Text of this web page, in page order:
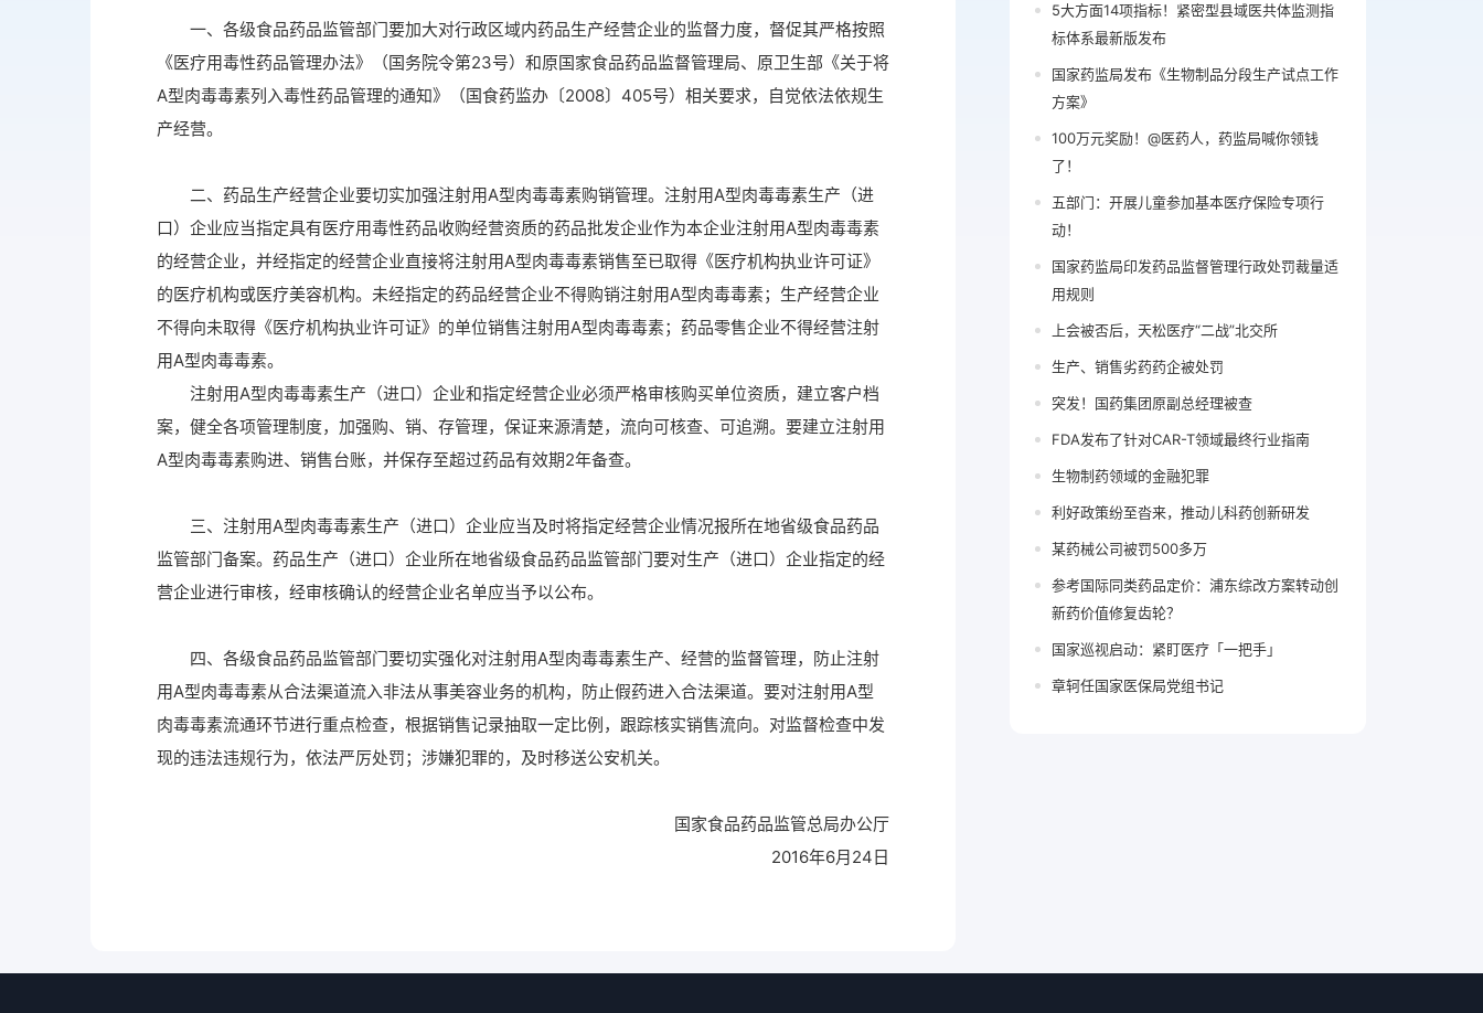
一、各级食品药品监管部门要加大对行政区域内药品生产经营企业的监督力度，督促其严格按照
《医疗用毒性药品管理办法》（国务院令第23号）和原国家食品药品监督管理局、原卫生部《关于将
A型肉毒毒素列入毒性药品管理的通知》（国食药监办〔2008〕405号）相关要求，自觉依法依规生
产经营。
二、药品生产经营企业要切实加强注射用A型肉毒毒素购销管理。注射用A型肉毒毒素生产（进
口）企业应当指定具有医疗用毒性药品收购经营资质的药品批发企业作为本企业注射用A型肉毒毒素
的经营企业，并经指定的经营企业直接将注射用A型肉毒毒素销售至已取得《医疗机构执业许可证》
的医疗机构或医疗美容机构。未经指定的药品经营企业不得购销注射用A型肉毒毒素；生产经营企业
不得向未取得《医疗机构执业许可证》的单位销售注射用A型肉毒毒素；药品零售企业不得经营注射
用A型肉毒毒素。
注射用A型肉毒毒素生产（进口）企业和指定经营企业必须严格审核购买单位资质，建立客户档
案，健全各项管理制度，加强购、销、存管理，保证来源清楚，流向可核查、可追溯。要建立注射用
A型肉毒毒素购进、销售台账，并保存至超过药品有效期2年备查。
三、注射用A型肉毒毒素生产（进口）企业应当及时将指定经营企业情况报所在地省级食品药品
监管部门备案。药品生产（进口）企业所在地省级食品药品监管部门要对生产（进口）企业指定的经
营企业进行审核，经审核确认的经营企业名单应当予以公布。
四、各级食品药品监管部门要切实强化对注射用A型肉毒毒素生产、经营的监督管理，防止注射
用A型肉毒毒素从合法渠道流入非法从事美容业务的机构，防止假药进入合法渠道。要对注射用A型
肉毒毒素流通环节进行重点检查，根据销售记录抽取一定比例，跟踪核实销售流向。对监督检查中发
现的违法违规行为，依法严厉处罚；涉嫌犯罪的，及时移送公安机关。
国家食品药品监管总局办公厅
2016年6月24日
5大方面14项指标！紧密型县域医共体监测指
标体系最新版发布
国家药监局发布《生物制品分段生产试点工作
方案》
100万元奖励！@医药人，药监局喊你领钱
了！
五部门：开展儿童参加基本医疗保险专项行
动！
国家药监局印发药品监督管理行政处罚裁量适
用规则
上会被否后，天松医疗“二战”北交所
生产、销售劣药药企被处罚
突发！国药集团原副总经理被查
FDA发布了针对CAR-T领域最终行业指南
生物制药领域的金融犯罪
利好政策纷至沓来，推动儿科药创新研发
某药械公司被罚500多万
参考国际同类药品定价：浦东综改方案转动创
新药价值修复齿轮？
国家巡视启动：紧盯医疗「一把手」
章轲任国家医保局党组书记